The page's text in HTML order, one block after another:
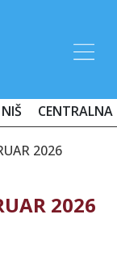
NIŠ CENTRALNA
2026
2026